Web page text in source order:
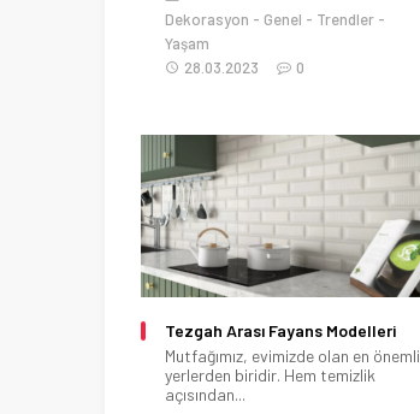
Dekorasyon Genel
Trendler
Yaşam
28.03.2023
0
Tezgah Arası Fayans Modelleri
Mutfağımız, evimizde olan en önemli
yerlerden biridir. Hem temizlik
açısından...